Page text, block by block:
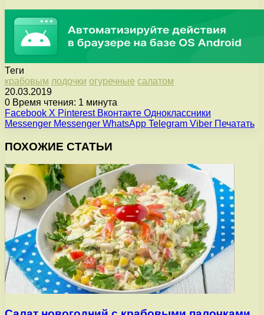
Теги
крабовым лодочки огуречные салатом
20.03.2019
0 Время чтения: 1 минута
Facebook X Pinterest Вконтакте Одноклассники
Messenger Messenger WhatsApp Telegram Viber Печатать
ПОХОЖИЕ СТАТЬИ